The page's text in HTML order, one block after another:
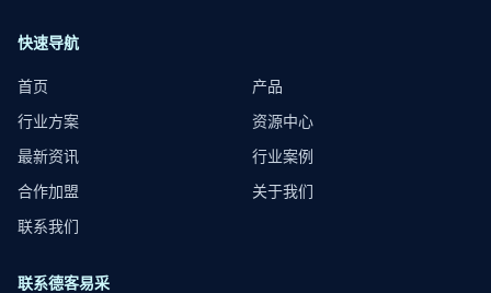
快速导航
首页
产品
行业方案
资源中心
最新资讯
行业案例
合作加盟
关于我们
联系我们
联系德客易采